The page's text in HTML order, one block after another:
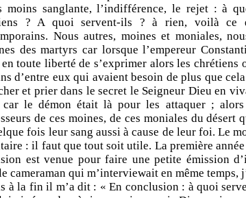
moins sanglante, l’indifférence, le rejet : à
? A quoi servent-ils ? à rien, voilà ce
Nous autres, moines et moniales,
des martyrs car lorsque l’empereur
toute liberté de s’exprimer alors les chrétiens
d’entre eux qui avaient besoin de plus que
et prier dans le secret le Seigneur Dieu en
car le démon était là pour les attaquer ;
de ces moines, de ces moniales du désert
fois leur sang aussi à cause de leur foi. Le
: il faut que tout soit utile. La première
est venue pour faire une petite émission
cameraman qui m’interviewait en même temps,
à la fin il m’a dit : « En conclusion : à quoi